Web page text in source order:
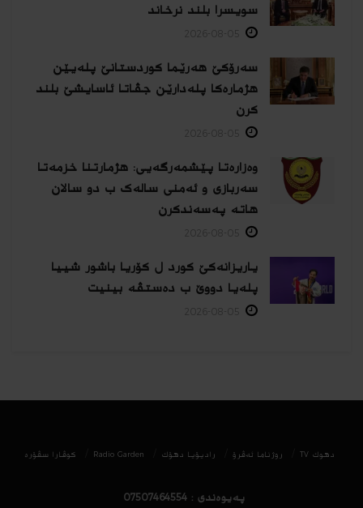
سویسرا بلند نرخاند
سەرۆکێ هەرێما کوردستانێ پلەیێن
هژمارەكا پلەدارێن جڤاتا ئاسایشێ بلند
كرن
وەزارەتا پێشمەرگەیی: هژمارتنا خزمەتا
سەربازی و ئەمنی سالەک ب دو سالان
هاتە پەسەندكرن
یاریزانەكێ کورد ل کۆریا باشور شییا
پلەیا دووێ ب دەستڤە بینیت
دھوك TV روژناما ئەڤرۆ رادیۆیا دهۆك Radio Garden كوڤارا سڤۆره‌
پەیوەندی : 07507464554